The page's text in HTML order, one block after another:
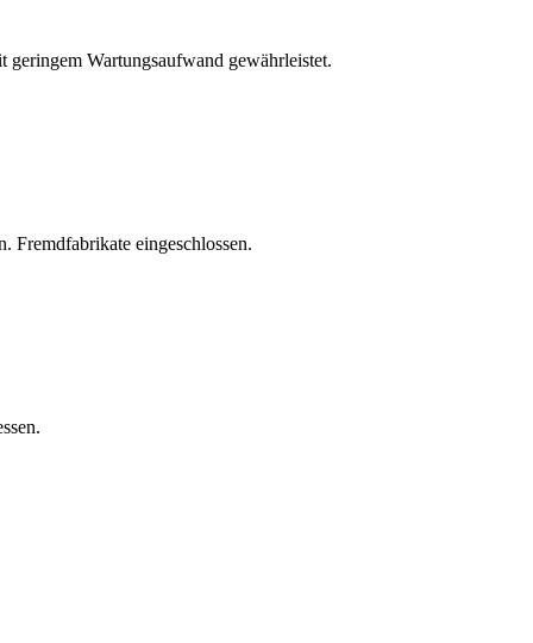
Wartungsaufwand gewährleistet.
Fremdfabrikate eingeschlossen.